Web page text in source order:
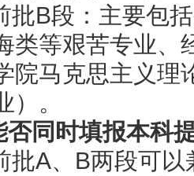
批B段：主要包
类等艰苦专业、
院马克思主义
。
否同时填报本科
批A、 B两段可以